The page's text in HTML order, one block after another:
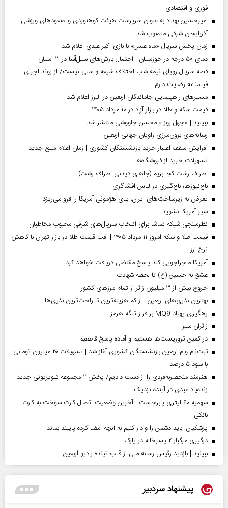
فوری و اقتصادی
امیرحسین بهداد به عنوان سرپرست هیئت کوهنوردی و صعودهای ورزشی
آذربایجان شرقی منصوب شد
زمان پخش سریال «ماه عسل» با بازی اکبر عبدی اعلام شد
دمای ۵۰ درجه در خوزستان | احتمال بارش‌های سیل‌آسا در ۳ استان
قصه سریال رویای نیمه شب اختلاف شیعه و سنی نیست/ از روند اجرای
فیلمنامه رضایت دارم
مسیر‌های راهپیمایی جاماندگان اربعین در البرز اعلام شد
قیمت سکه و طلا در بازار آزاد در ۱۰ مرداد ۱۴۰۵
ببینید | «چهل روز » محسن چاووشی منتشر شد
رسانه‌های برون‌مرزی راویان جهانی اربعین
افزایش سقف اعتبار خرید بازنشستگان کشوری | زمان اعلام مبلغ جدید
تسهیلات خرید از فروشگاه‌ها
اطراف رشت کجا بریم (جاهای دیدنی اطراف رشت)
باج‌نیوزها؛ باج‌گیری در لباس افشاگری
تعرض به زیرساخت‌های ایران، بنای هژمونی آمریکا را فرو می‌ریزد
سپر آمریکا نشوید
نظرسنجی شبکه تماشا برای انتخاب سریال‌های شرقی محبوب مخاطبان
قیمت طلا و سکه امروز ۱۱ مرداد ۱۴۰۵ | افت قیمت طلا در بازار تهران با کاهش
نرخ ارز
آمریکا ماجراجویی کند پاسخ مقتضی دریافت خواهد کرد
عشق به حسین (ع) تا لحظه شهادت
خروج بیش از ۳ میلیون زائر از تمام مرز‌های کشور
بهترین نذری‌های اربعین | از کم هزینه‌ترین تا راحت‌ترین نذری‌ها
رهگیری پهپاد MQ9 بر فراز تنگه هرمز
‌زائران سبز
در کمین تروریست‌ها هستیم و آماده پاسخ قاطعیم
ثبت‌نام وام اربعین بازنشستگان کشوری آغاز شد | تسهیلات ۲۰ میلیون تومانی
با سود ۵ درصد
هنرمند منحصر‌به‌فردی را از دست دادیم/ پخش ۲ مجموعه تلویزیونی جدید
زنده‌یاد عبدی در آینده نزدیک
سهمیه ۶۰ لیتری پابرجاست | آخرین وضعیت اتصال کارت سوخت به کارت
بانکی
پزشکیان: باید دشمن را وادار کنیم به آنچه امضا کرده پایبند بماند
درگیری مرگبار ۲ پسرخاله در پارک
ببینید | بازدید رئیس رسانه ملی از قلب تپنده رادیو اربعین
پیشنهاد سردبیر